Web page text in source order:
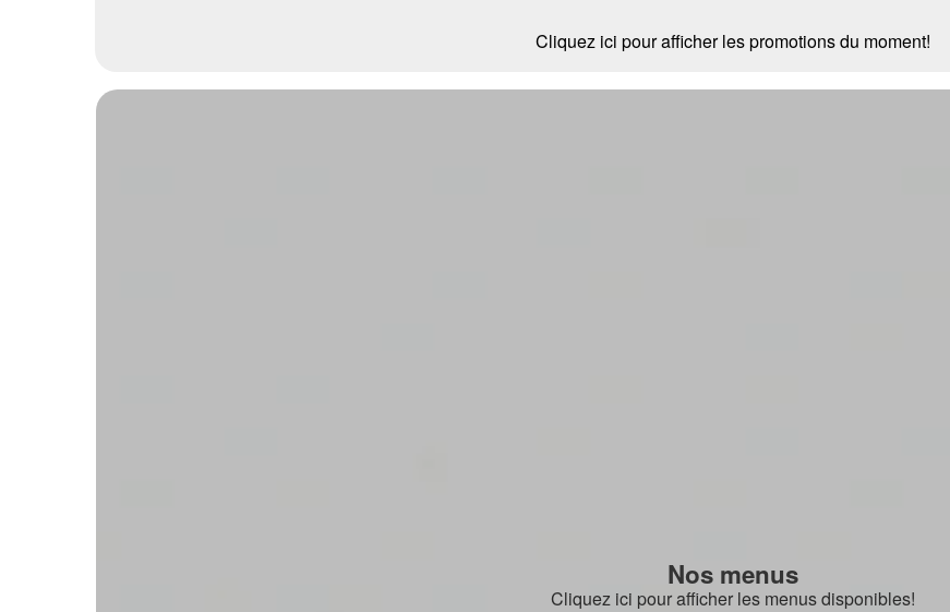
Cliquez ici pour afficher les promotions du moment!
Nos menus
Cliquez ici pour afficher les menus disponibles!